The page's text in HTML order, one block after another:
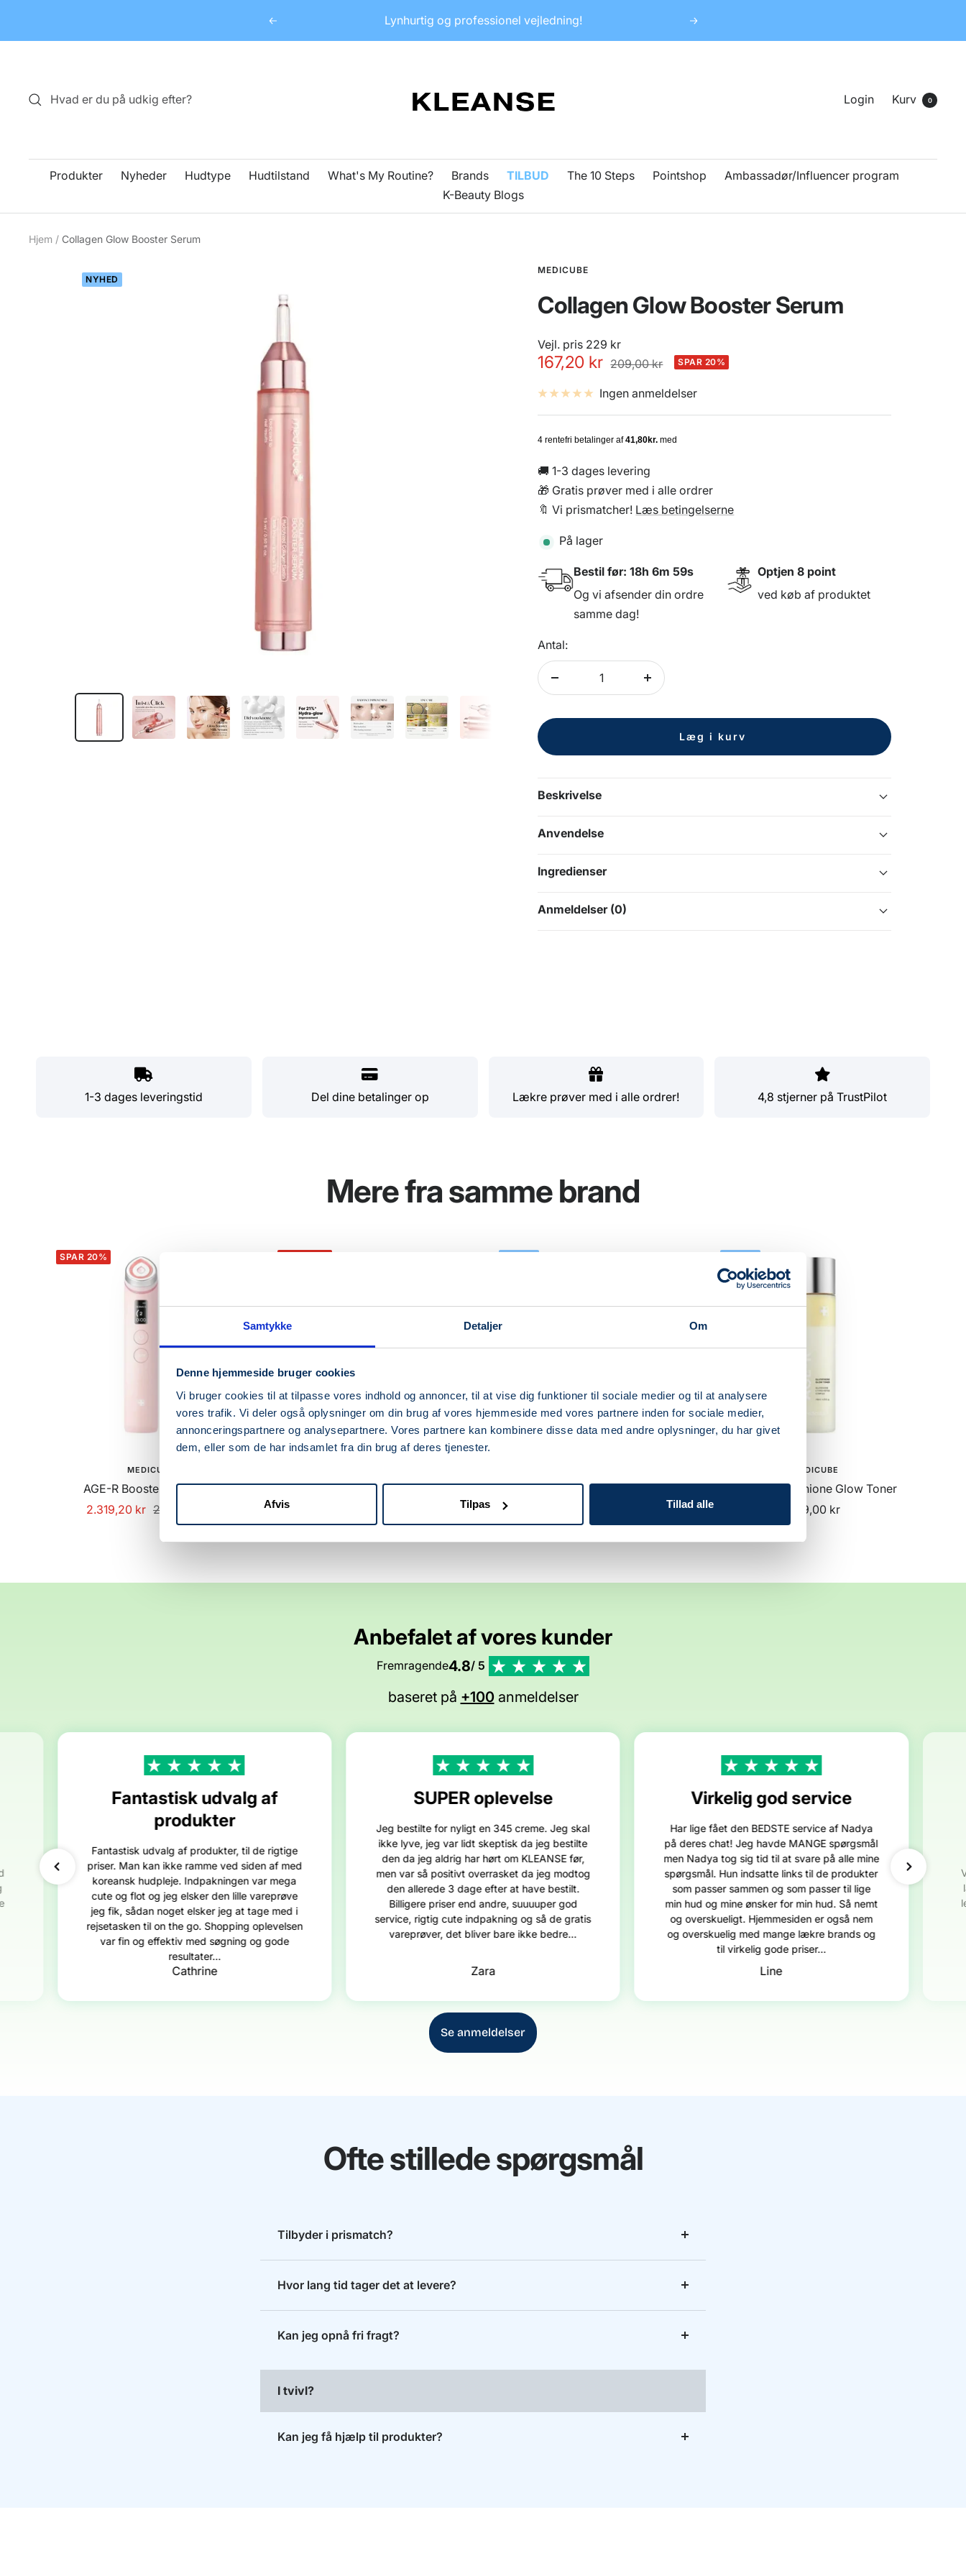
Samtykke Detaljer Om
Denne hjemmeside bruger cookies
Vi bruger cookies til at tilpasse vores indhold og annoncer, til at vise dig funktioner til sociale medier og til at analysere
vores trafik. Vi deler også oplysninger om din brug af vores hjemmeside med vores partnere inden for sociale medier,
annonceringspartnere og analysepartnere. Vores partnere kan kombinere disse data med andre oplysninger, du har givet
dem, eller som de har indsamlet fra din brug af deres tjenester.
Afvis Tilpas Tillad alle
Forrige Lynhurtig og professionel vejledning! Næste
Login Kurv 0
Produkter Nyheder Hudtype Hudtilstand What's My Routine? Brands TILBUD The 10 Steps Pointshop
Ambassadør/Influencer program
K-Beauty Blogs
Hjem Collagen Glow Booster Serum
NYHED
MEDICUBE
Collagen Glow Booster Serum
Vejl. pris 229 kr
Udsalgspris
167,20 kr Normalpris
209,00 kr SPAR 20%
Ingen anmeldelser
🚚 1-3 dages levering
🎁 Gratis prøver med i alle ordrer
🔖 Vi prismatcher! Læs betingelserne
På lager
Bestil før:18h 6m 58s
Og vi afsender din ordre
samme dag!
Optjen8 point
ved køb af produktet
Antal:
Formindsk
Forøg
Læg i kurv
Beskrivelse
Anvendelse
Ingredienser
Anmeldelser (0)
1-3 dages leveringstid Del dine betalinger op Lækre prøver med i alle ordrer! 4,8 stjerner på TrustPilot
Mere fra samme brand
SPAR 20%
MEDICUBE
AGE-R Booster Pro (Pink)
Udsalgspris
2.319,20 kr Normalpris
2.899,00 kr
AGE-R Booster Pro (Sort)
Age-R Glutathione Glow Capsule
Udsalgspris
199,20 kr Normalpris
249,00 kr
UDSOLGT
MEDICUBE
AGE-R Glutathione Glow Toner
Udsalgspris
199,00 kr
Anbefalet af vores kunder
Fremragende4.8/ 5
baseret på +100anmeldelser
Fantastisk udvalg af
produkter
Fantastisk udvalg af produkter, til de rigtige
priser. Man kan ikke ramme ved siden af med
koreansk hudpleje. Indpakningen var mega
cute og flot og jeg elsker den lille vareprøve
jeg fik, sådan noget elsker jeg at tage med i
rejsetasken til on the go. Shopping oplevelsen
var fin og effektiv med søgning og gode
resultater...
Cathrine
SUPER oplevelse
Jeg bestilte for nyligt en 345 creme. Jeg skal
ikke lyve, jeg var lidt skeptisk da jeg bestilte
den da jeg aldrig har hørt om KLEANSE før,
men var så positivt overrasket da jeg modtog
den allerede 3 dage efter at have bestilt.
Billigere priser end andre, suuuuper god
service, rigtig cute indpakning og så de gratis
vareprøver, det bliver bare ikke bedre...
Zara
Virkelig god service
Har lige fået den BEDSTE service af Nadya
på deres chat! Jeg havde MANGE spørgsmål
men Nadya tog sig tid til at svare på alle mine
spørgsmål. Hun indsatte links til de produkter
som passer sammen og som passer til lige
min hud og mine ønsker for min hud. Så nemt
og overskueligt. Hjemmesiden er også nem
og overskuelig med mange lækre brands og
til virkelig gode priser...
Line
Se anmeldelser
Ofte stillede spørgsmål
Tilbyder i prismatch?
Hvor lang tid tager det at levere?
Kan jeg opnå fri fragt?
I tvivl?
Kan jeg få hjælp til produkter?